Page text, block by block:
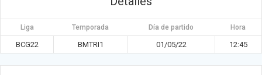
Liga Temporada Día de partido Hora
BCG22 BMTRI1 01/05/22 12:45